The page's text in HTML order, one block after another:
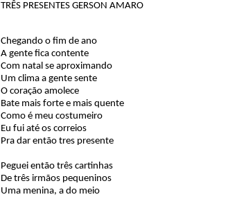
TRÊS PRESENTES GERSON AMARO
Chegando o fim de ano
A gente fica contente
Com natal se aproximando
Um clima a gente sente
O coração amolece
Bate mais forte e mais quente
Como é meu costumeiro
Eu fui até os correios
Pra dar então tres presente
Peguei então três cartinhas
De três irmãos pequeninos
Uma menina, a do meio